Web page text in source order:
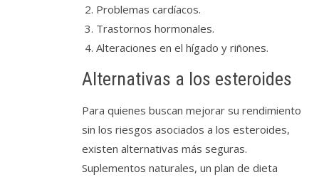
Problemas cardíacos.
Trastornos hormonales.
Alteraciones en el hígado y riñones.
Alternativas a los esteroides
Para quienes buscan mejorar su rendimiento
sin los riesgos asociados a los esteroides,
existen alternativas más seguras.
Suplementos naturales, un plan de dieta